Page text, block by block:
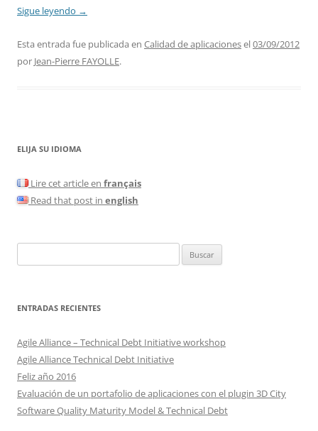
Sigue leyendo →
Esta entrada fue publicada en Calidad de aplicacionesel03/09/2012
por Jean-Pierre FAYOLLE.
ELIJA SU IDIOMA
Lire cet article en français
Read that post in english
ENTRADAS RECIENTES
Agile Alliance – Technical Debt Initiative workshop
Agile Alliance Technical Debt Initiative
Feliz año 2016
Evaluación de un portafolio de aplicaciones con el plugin 3D City
Software Quality Maturity Model & Technical Debt